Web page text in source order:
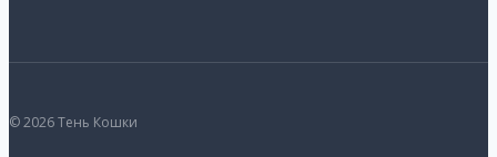
© 2026 Тень Кошки